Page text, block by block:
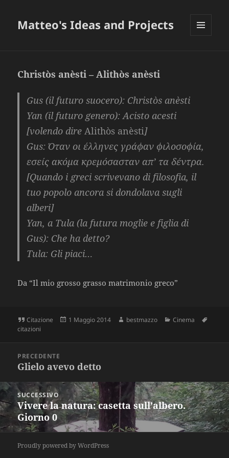
Matteo's Ideas and Projects
Christòs anèsti – Alithòs anèsti
Gus (il futuro suocero): Christòs anèsti
Yan (il futuro genero): Acisto acesti
[volendo direAlithòs anèsti]
Gus: Όταν οι έλληνες γράφαν φιλοσοφία,
εσείς ακόμα κρεμόσασταν απ’ τα δέντρα.
[Quando i greci scrivevano di filosofia, il
tuo popolo ancora si dondolava sugli
alberi]
Yan, a Tula (la futura moglie e figlia di
Gus): Che ha detto?
Tula: Gli piaci…
Da “Il mio grosso grasso matrimonio greco”
Formato
Citazione
Scritto
1 Maggio 2014 Autore
bestmazzo Categorie
Cinema
citazioni
articoliPRECEDENTE
Articolo
Glielo avevo detto
SUCCESSIVO
Articolo
successivo:
Vivere la natura: casetta sull’albero.
Giorno 0
Proudly powered by WordPress